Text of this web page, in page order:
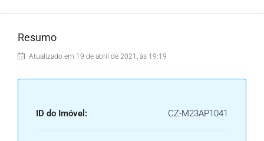
Resumo
Atualizado em 19 de abril de 2021, às 19:19
ID do Imóvel: CZ-M23AP1041